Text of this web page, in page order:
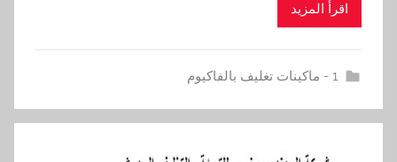
اقرأ المزيد
1 - ماكينات تغليف بالفاكيوم